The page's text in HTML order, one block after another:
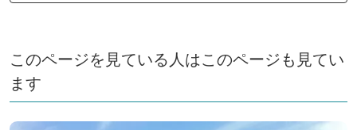
このページを見ている人はこのページも見てい
ます